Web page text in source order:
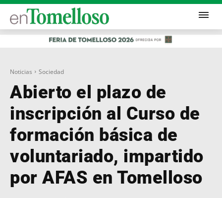
Noticias Sociedad
Abierto el plazo de
inscripción al Curso de
formación básica de
voluntariado, impartido
por AFAS en Tomelloso